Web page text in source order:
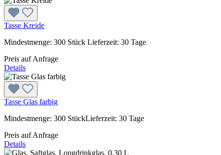
Tasse Kreide
Mindestmenge: 300 Stück Lieferzeit: 30 Tage
Preis auf Anfrage
Details
Tasse Glas farbig
Mindestmenge: 300 StückLieferzeit: 30 Tage
Preis auf Anfrage
Details